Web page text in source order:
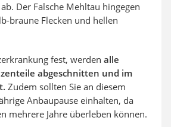
Der Falsche Mehltau hingegen
braune Flecken und hellen
fest, werden alle
abgeschnitten und im
Zudem sollten Sie an diesem
Anbaupause einhalten, da
mehrere Jahre überleben können.